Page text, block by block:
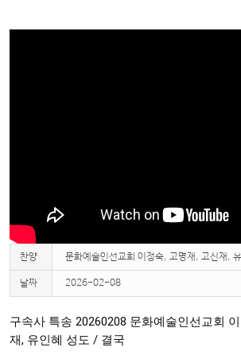
찬양 문화예술인선교회 이정숙, 고명재, 고신재,
날짜 2026-02-08
구속사 특송 20260208 문화예술인선교회
재, 유인혜 성도 / 결국